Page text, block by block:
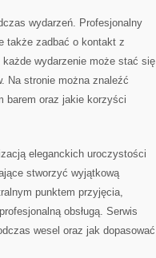
wydarzeń. Profesjonalny
także zadbać o kontakt z
wydarzenie może stać się
Na stronie można znaleźć
barem oraz jakie korzyści
eleganckich uroczystości
stworzyć wyjątkową
punktem przyjęcia,
obsługą. Serwis
wesel oraz jak dopasować